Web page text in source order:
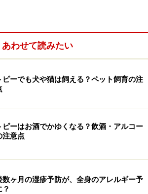
月続く花粉飛散時期に症状が出現する
、くしゃみ・鼻水・鼻づまり・目の
続く場合は、「花粉症」かも知れませ
あわせて読みたい
ピーでも犬や猫は飼える？ペット飼育の注
ピーはお酒でかゆくなる？飲酒・アルコー
注意点
数ヶ月の湿疹予防が、全身のアレルギー予
？